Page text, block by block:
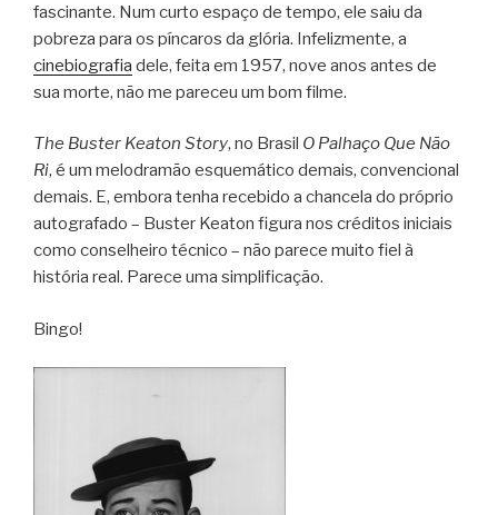
fascinante. Num curto espaço de tempo, ele saiu da
pobreza para os píncaros da glória. Infelizmente, a
cinebiografia dele, feita em 1957, nove anos antes de
sua morte, não me pareceu um bom filme.
The Buster Keaton Story, no Brasil O Palhaço Que Não
Ri, é um melodramão esquemático demais, convencional
demais. E, embora tenha recebido a chancela do próprio
autografado – Buster Keaton figura nos créditos iniciais
como conselheiro técnico – não parece muito fiel à
história real. Parece uma simplificação.
Bingo!